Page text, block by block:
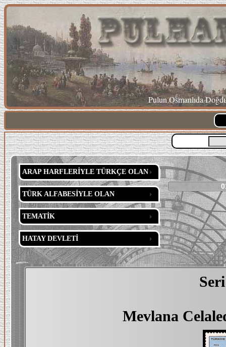
Pulun Osmanlıda
ARAP HARFLERİYLE TÜRKÇE OLAN
TÜRK ALFABESİYLE OLAN
TEMATİK
HATAY DEVLETİ
Mevlana